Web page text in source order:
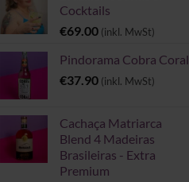
Cocktails
€69.00 (inkl. MwSt)
Pindorama Cobra Coral
€37.90 (inkl. MwSt)
Cachaça Matriarca
Blend 4 Madeiras
Brasileiras - Extra
Premium